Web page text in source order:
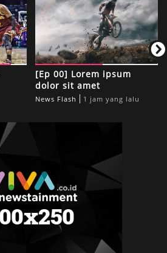
[Ep 00] Lorem ipsum
dolor sit amet
News Flash 1 jam yang lalu